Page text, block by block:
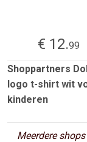
€ 12.99
Shoppartners
logo t-shirt wit
kinderen
Meerdere shops